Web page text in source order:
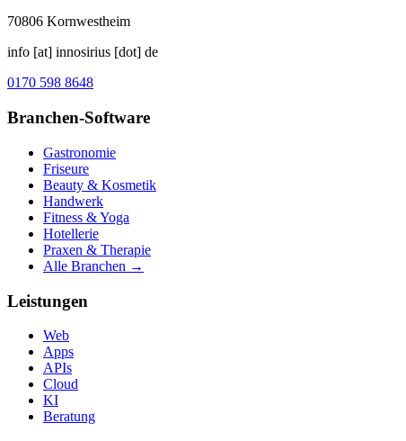
70806 Kornwestheim
info [at] innosirius [dot] de
0170 598 8648
Branchen-Software
Gastronomie
Friseure
Beauty & Kosmetik
Handwerk
Fitness & Yoga
Hotellerie
Praxen & Therapie
Alle Branchen →
Leistungen
Web
Apps
APIs
Cloud
KI
Beratung